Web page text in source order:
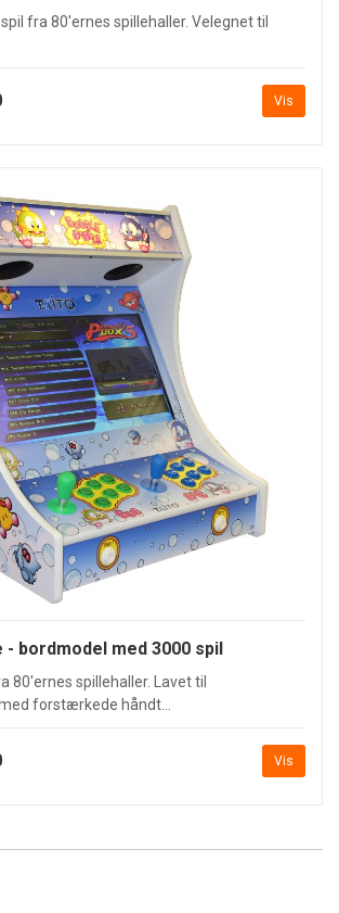
fra 80'ernes spillehaller. Velegnet til
Vis
- bordmodel med 3000 spil
80'ernes spillehaller. Lavet til
forstærkede håndt...
Vis